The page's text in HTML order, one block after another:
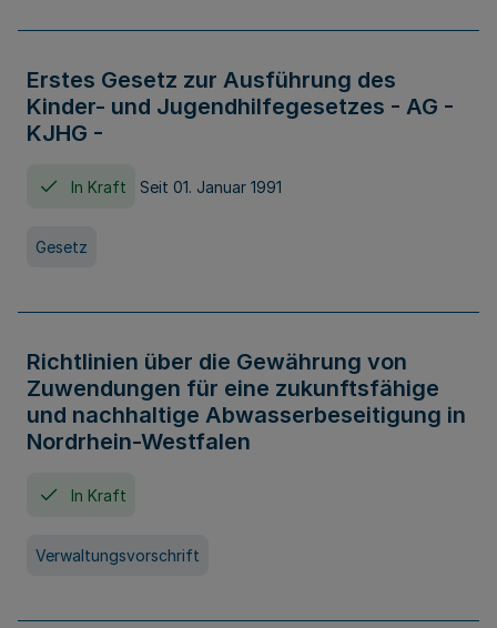
Erstes Gesetz zur Ausführung des
Kinder- und Jugendhilfegesetzes - AG -
KJHG -
In Kraft Seit 01. Januar 1991
Gesetz
Richtlinien über die Gewährung von
Zuwendungen für eine zukunftsfähige
und nachhaltige Abwasserbeseitigung in
Nordrhein-Westfalen
In Kraft
Verwaltungsvorschrift